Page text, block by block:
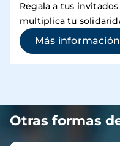
Regala a tus
multiplica tu
Más información
Imagen
Otras formas